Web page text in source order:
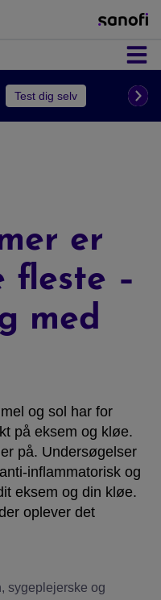
Test dig selv
er
fleste –
med
og sol har for
på eksem og kløe.
på. Undersøgelser
inflammatorisk og
eksem og din kløe.
oplever det
sygeplejerske og